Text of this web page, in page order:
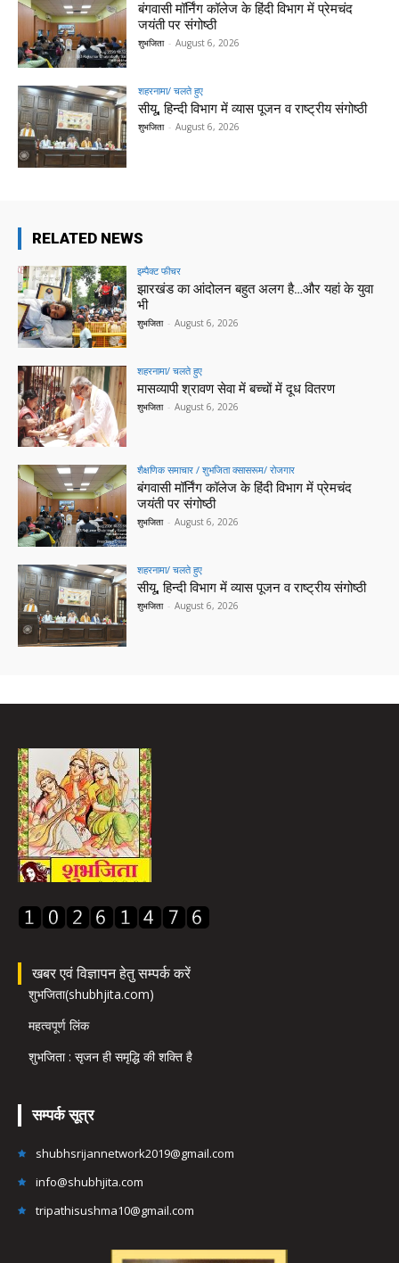
बंगवासी मॉर्निंग कॉलेज के हिंदी विभाग में प्रेमचंद
जयंती पर संगोष्ठी
शुभजिता - August 6, 2026
शहरनामा/ चलते हुए
सीयू, हिन्दी विभाग में व्यास पूजन व राष्ट्रीय संगोष्ठी
शुभजिता - August 6, 2026
RELATED NEWS
इम्पैक्ट फीचर
झारखंड का आंदोलन बहुत अलग है…और यहां के युवा
भी
शुभजिता - August 6, 2026
शहरनामा/ चलते हुए
मासव्यापी श्रावण सेवा में बच्चों में दूध वितरण
शुभजिता - August 6, 2026
शैक्षणिक समाचार / शुभजिता क्सासरूम/ रोजगार
बंगवासी मॉर्निंग कॉलेज के हिंदी विभाग में प्रेमचंद
जयंती पर संगोष्ठी
शुभजिता - August 6, 2026
शहरनामा/ चलते हुए
सीयू, हिन्दी विभाग में व्यास पूजन व राष्ट्रीय संगोष्ठी
शुभजिता - August 6, 2026
खबर एवं विज्ञापन हेतु सम्पर्क करें
शुभजिता(shubhjita.com)
महत्वपूर्ण लिंक
शुभजिता : सृजन ही समृद्धि की शक्ति है
सम्पर्क सूत्र
shubhsrijannetwork2019@gmail.com
info@shubhjita.com
tripathisushma10@gmail.com